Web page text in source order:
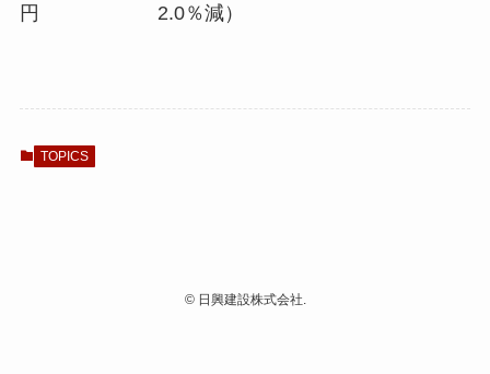
円 2.0％減）
TOPICS
©日興建設株式会社.